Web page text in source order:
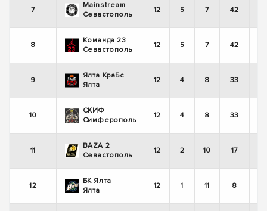
7
Mainstream
Севастополь
12 5 7 42
8
Команда 23
Севастополь
12 5 7 42
9
Ялта КраБс
Ялта
12 4 8 33
10
СКИФ
Симферополь
12 4 8 33
11
BAZA 2
Севастополь
12 2 10 17
12
БК Ялта
Ялта
12 1 11 8